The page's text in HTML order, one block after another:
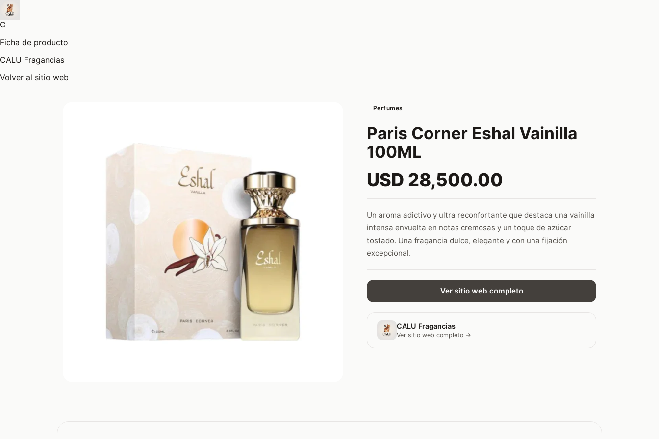
C
Ficha de producto
CALU Fragancias
Volver al sitio web
Perfumes
Paris Corner Eshal Vainilla
100ML
USD 28,500.00
Un aroma adictivo y ultra reconfortante que destaca una vainilla
intensa envuelta en notas cremosas y un toque de azúcar
tostado. Una fragancia dulce, elegante y con una fijación
excepcional.
Ver sitio web completo
CALU Fragancias
Ver sitio web completo →